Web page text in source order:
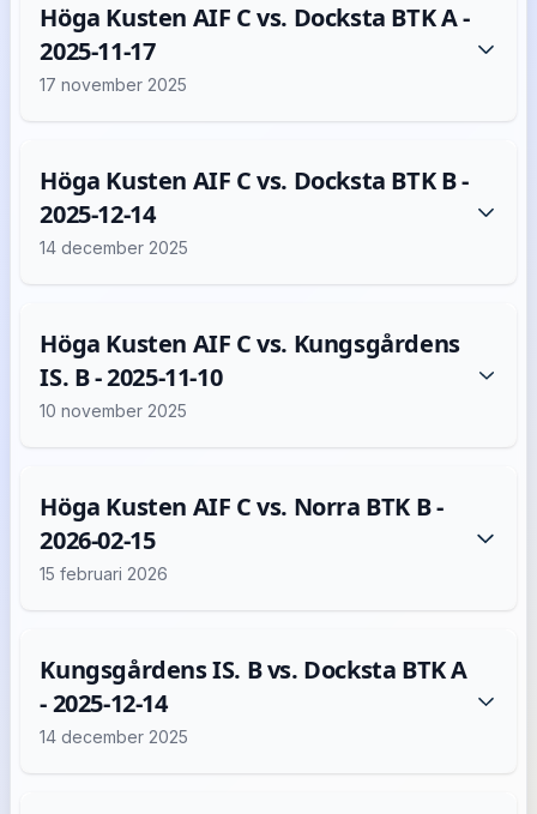
Höga Kusten AIF C vs. Docksta BTK A -
2025-11-17
17 november 2025
Höga Kusten AIF C vs. Docksta BTK B -
2025-12-14
14 december 2025
Höga Kusten AIF C vs. Kungsgårdens
IS. B - 2025-11-10
10 november 2025
Höga Kusten AIF C vs. Norra BTK B -
2026-02-15
15 februari 2026
Kungsgårdens IS. B vs. Docksta BTK A
- 2025-12-14
14 december 2025